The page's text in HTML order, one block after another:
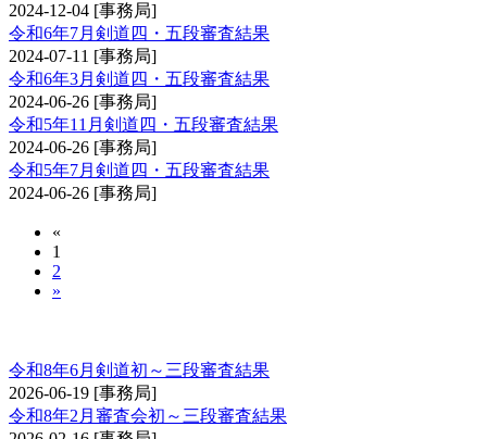
2024-12-04 [事務局]
令和6年7月剣道四・五段審査結果
2024-07-11 [事務局]
令和6年3月剣道四・五段審査結果
2024-06-26 [事務局]
令和5年11月剣道四・五段審査結果
2024-06-26 [事務局]
令和5年7月剣道四・五段審査結果
2024-06-26 [事務局]
«
1
2
»
令和8年6月剣道初～三段審査結果
2026-06-19 [事務局]
令和8年2月審査会初～三段審査結果